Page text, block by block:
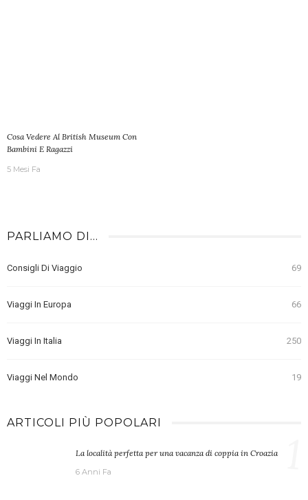
Cosa Vedere Al British Museum Con
Bambini E Ragazzi
5 Mesi Fa
PARLIAMO DI…
Consigli Di Viaggio 69
Viaggi In Europa 66
Viaggi In Italia 250
Viaggi Nel Mondo 19
ARTICOLI PIÙ POPOLARI
La località perfetta per una vacanza di coppia in Croazia
6 Anni Fa